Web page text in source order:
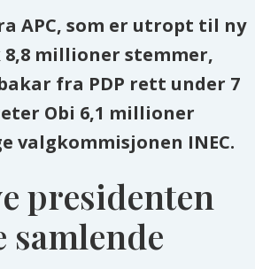
APC, som er utropt til ny
millioner stemmer,
fra PDP rett under 7
Obi 6,1 millioner
valgkommisjonen INEC.
presidenten
samlende